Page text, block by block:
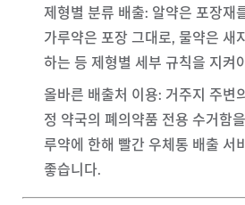
제형별 분류 배출: 알약은 포장재
가루약은 포장 그대로, 물약은 새
하는 등 제형별 세부 규칙을 지켜
올바른 배출처 이용: 거주지 주변
정 약국의 폐의약품 전용 수거함
루약에 한해 빨간 우체통 배출 서
좋습니다.